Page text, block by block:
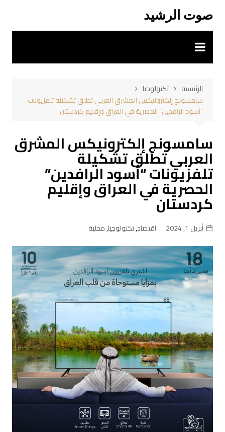
المحتوى
صوت الرشيد
الرئيسية
تكنولوجيا
سامسونج إلكترونيكس المشرق العربي تطلق تشكيلة تلفزيونات
“أسود الرافدين” الحصرية في العراق وإقليم كردستان
سامسونج إلكترونيكس المشرق
العربي تطلق تشكيلة
تلفزيونات “أسود الرافدين”
الحصرية في العراق وإقليم
كردستان
أبريل 1, 2024 اقتصاد,تكنولوجيا,محلية